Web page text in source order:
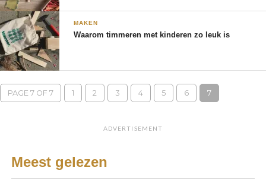
MAKEN
Waarom timmeren met kinderen zo leuk is
PAGE 7 OF 7 1 2 3 4 5 6 7
ADVERTISEMENT
Meest gelezen